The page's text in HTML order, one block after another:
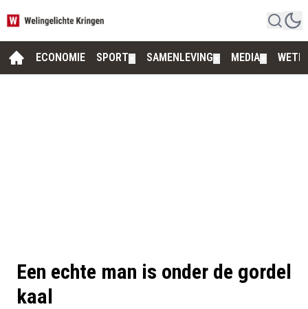
ECONOMIE SPORT SAMENLEVING MEDIA
Een echte man is onder de gordel
kaal